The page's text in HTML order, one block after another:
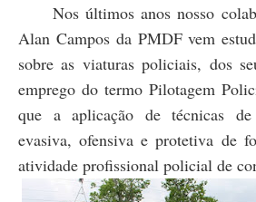
Nos últimos anos nosso
Alan Campos da PMDF vem
sobre as viaturas policiais, dos
emprego do termo Pilotagem
que a aplicação de técnicas de
evasiva, ofensiva e protetiva de
atividade profissional policial de